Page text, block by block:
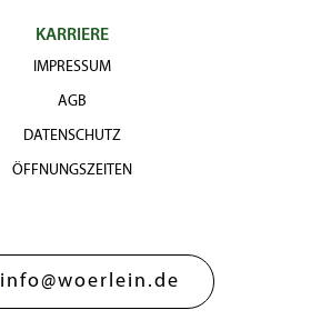
KARRIERE
IMPRESSUM
AGB
DATENSCHUTZ
ÖFFNUNGSZEITEN
info@woerlein.de